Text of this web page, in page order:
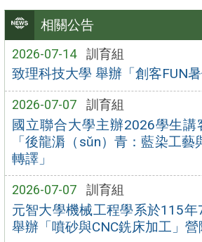
相關公告
2026-07-14 訓育組
致理科技大學 舉辦「創客FUN
2026-07-07 訓育組
國立聯合大學主辦2026學生
「後龍漘（sǔn）青：藍染工
轉譯」
2026-07-07 訓育組
元智大學機械工程學系於115年
舉辦「噴砂與CNC銑床加工」